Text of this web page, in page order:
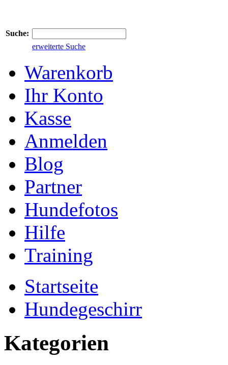
Suche:
erweiterte Suche
Warenkorb
Ihr Konto
Kasse
Anmelden
Blog
Partner
Hundefotos
Hilfe
Training
Startseite
Hundegeschirr
Kategorien